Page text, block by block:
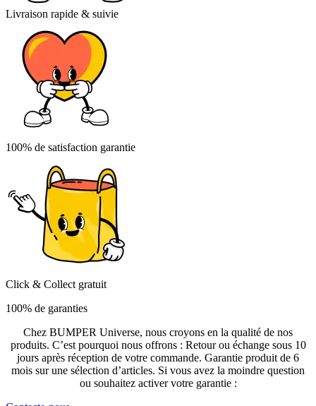
Livraison rapide & suivie
100% de satisfaction garantie
Click & Collect gratuit
100% de garanties
Chez BUMPER Universe, nous croyons en la qualité de nos
produits. C’est pourquoi nous offrons : Retour ou échange sous 10
jours après réception de votre commande. Garantie produit de 6
mois sur une sélection d’articles. Si vous avez la moindre question
ou souhaitez activer votre garantie :